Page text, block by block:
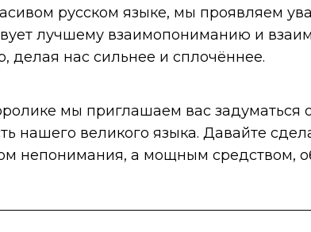
русском языке, мы проявляем
лучшему взаимопониманию и
делая нас сильнее и сплочённее.
мы приглашаем вас задуматься
нашего великого языка. Давайте
непонимания, а мощным средством,